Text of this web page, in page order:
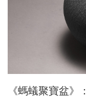
《螞蟻聚寶盆